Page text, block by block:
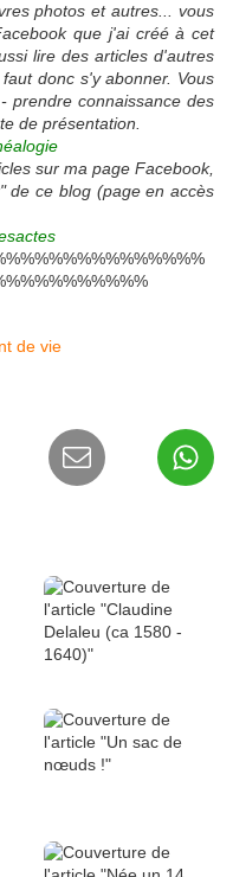
photos et autres... vous
que j'ai créé à cet
lire des articles d'autres
donc s'y abonner. Vous
prendre connaissance des
de présentation.
sur ma page Facebook,
de ce blog (page en accès
de vie